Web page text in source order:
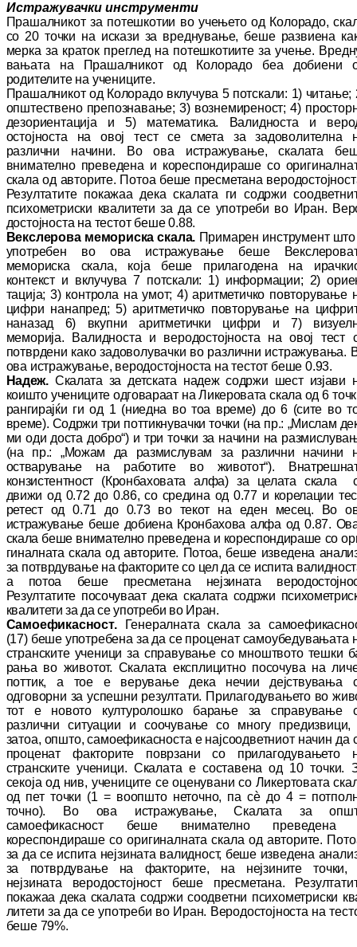
Истражувачки инструменти
Прашалникот за потешкотии во учењето од Ко­­ло­радо,
со 20 точки на искази за вред­ну­вање, беше развиена
мерка за кра­ток преглед на потешкотиите за учење.
вањата на Прашалникот од Колорадо беа до­­биени
родителите на учениците.
Пра­­­­­ша­л­­­­н­икот од Колорадо вклучува 5 пот­ска­ли: 1) чи­тање;
општествено пре­поз­на­ва­ње; 3) воз­не­миреност; 4)
де­зо­риен­тација и 5) математика. Валидноста и
остојноста на овој тест се смета за за­до­волителна
различни начини. Во ова ис­тра­жу­вање, скалата
внимателно пре­ве­де­на и кореспондираше со
ска­ла од авторите. Потоа беше пресметана
Резултатите покажаа дека ска­ла­та ги содржи
психометриски ква­ли­тети за да се употреби во Иран.
дос­тојноста на тестот беше 0.88.
Векслерова мемориска скала. Примарен ин­струмент
употребен во ова ис­тра­жу­ва­ње беше
мемориска скала, која беше прилагодена на
контекст и вклучува 7 потскали: 1) информации; 2)
тација; 3) контрола на умот; 4) ари­тме­тич­ко повторување
цифри нанапред; 5) ари­тметичко повторување на
на­на­зад 6) вкупни аритметички цифри и 7)
меморија. Валидноста и ве­ро­дос­тој­нос­та на овој тест
потврдени како за­до­во­лу­вачки во различни истражувања.
ова ис­тражување, веродостојноста на тестот беше 0.93.
Надеж.Скалата за детската надеж содржи шест изјави
коишто учениците одговараат на Ликеровата скала од 6
рангирајќи ги од 1 (ниедна во тоа време) до 6 (сите во
време). Содржи три поттикнувачки точ­ки (на пр.: „Мислам
ми оди доста доб­ро“) и три точки за начини на
(на пр.: „Можам да размислувам за различни на­чини
остварување на работите во жи­во­тот“).
конзистентност (Крон­ба­хо­вата алфа) за целата скала
движи од 0.72 до 0.86, со средина од 0.77 и корелации
ретест од 0.71 до 0.73 во текот на еден ме­сец. Во
истражување беше добиена Крон­бахова алфа од 0.87.
скала беше вни­ма­телно преведена и кореспондираше со
гиналната скала од авторите. Потоа, беше изведена
за потврдување на фак­торите со цел да се испита
а потоа беше пресметана неј­зината
Резултатите по­со­чуваат дека ска­ла­та содржи
квалитети за да се упо­треби во Иран.
Самоефикасност.Генералната скала за
(17) беше употребена за да се про­це­нат самоубедувањата
странските уче­ни­ци за справување со мноштвото тешки
ра­ња во животот. Скалата експлицитно по­сочува на
поттик, а тое е верување дека нечии деј­ствувања
одговорни за ус­пеш­ни резултати. При­лагодувањето во
тот e новото културолошко барање за спра­ву­вање
различни ситуации и соо­чу­ва­ње со многу пре­диз­вици,
затоа, општо, са­мо­ефикасноста е најсоодветниот начин да
про­це­нат фак­то­рите поврзани со при­ла­го­ду­ва­ње­то
странските ученици. Скалата е сос­та­вена од 10 точки.
секоја од нив, уче­ни­ци­те се оце­ну­вани со Ликертовата
од пет точки (1 = воопшто неточно, па сѐ до 4 =
точно). Во ова истражување, Ска­ла­та за
самоефикасност беше вни­ма­те­лно преведена
кореспондираше со ори­гиналната скала од авторите.
за да се испита нејзината валидност, беше из­ве­де­на
за потврдување на факторите, на неј­зи­ните точки,
нејзината веродостојност бе­ше прес­ме­тана.
покажаа дека ска­ла­та содржи соодветни психометриски
ли­тети за да се употреби во Иран. Ве­ро­дос­тојноста на
беше 79%.